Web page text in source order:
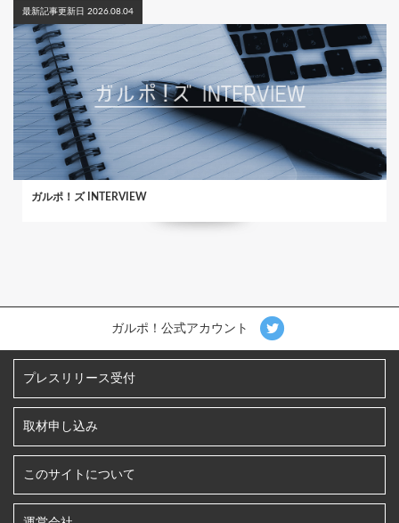
最新記事更新日 2026.08.04
ガルポ！ズ INTERVIEW
ガルポ！公式アカウント
プレスリリース受付
取材申し込み
このサイトについて